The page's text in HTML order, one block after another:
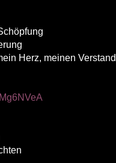
Herz, meinen